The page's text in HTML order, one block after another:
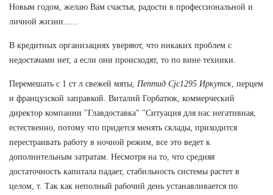
Новым годом, желаю Вам счастья, радости в профессиональной и
личной жизни......
В кредитных организациях уверяют, что никаких проблем с
недостачами нет, а если они происходят, то по вине техники.
Перемешать с 1 ст л свежей мяты, Пептид Cjc1295 Иркутск , перцем
и французской заправкой. Виталий Горбатюк, коммерческий
директор компании "Главдоставка" "Ситуация для нас негативная,
естественно, потому что придется менять склады, приходится
перестраивать работу в ночной режим, все это ведет к
дополнительным затратам. Несмотря на то, что средняя
достаточность капитала падает, стабильность системы растет в
целом, т. Так как неполный рабочий день устанавливается по